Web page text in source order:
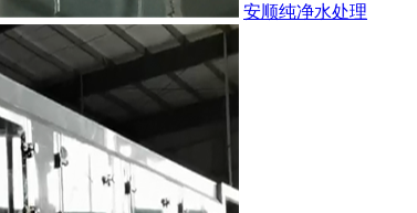
安顺纯净水处理